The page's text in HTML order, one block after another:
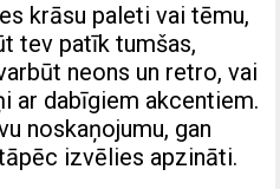
krāsu paleti vai tēmu,
tev patīk tumšas,
neons un retro, vai
ar dabīgiem akcentiem.
noskaņojumu, gan
izvēlies apzināti.